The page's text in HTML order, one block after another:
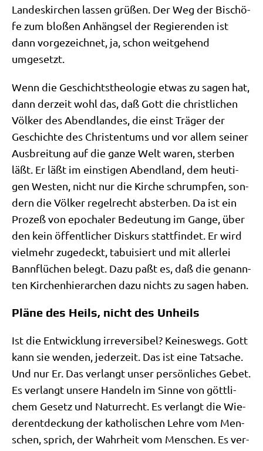
Lan­des­kir­chen las­sen grü­ßen. Der Weg der Bischö­
fe zum blo­ßen Anhäng­sel der Regie­ren­den ist
dann vor­ge­zeich­net, ja, schon weit­ge­hend
umgesetzt.
Wenn die Geschichts­theo­lo­gie etwas zu sagen hat,
dann der­zeit wohl das, daß Gott die christ­li­chen
Völ­ker des Abend­lan­des, die einst Trä­ger der
Geschich­te des Chri­sten­tums und vor allem sei­ner
Aus­brei­tung auf die gan­ze Welt waren, ster­ben
läßt. Er läßt im ein­sti­gen Abend­land, dem heu­ti­
gen Westen, nicht nur die Kir­che schrump­fen, son­
dern die Völ­ker regel­recht abster­ben. Da ist ein
Pro­zeß von epo­cha­ler Bedeu­tung im Gan­ge, über
den kein öffent­li­cher Dis­kurs statt­fin­det. Er wird
viel­mehr zuge­deckt, tabui­siert und mit aller­lei
Bann­flü­chen belegt. Dazu paßt es, daß die genann­
ten Kir­chen­hier­ar­chen dazu nichts zu sagen haben.
Pläne des Heils, nicht des Unheils
Ist die Ent­wick­lung irrever­si­bel? Kei­nes­wegs. Gott
kann sie wen­den, jeder­zeit. Das ist eine Tat­sa­che.
Und nur Er. Das ver­langt unser per­sön­li­ches Gebet.
Es ver­langt unse­re Han­deln im Sin­ne von gött­li­
chem Gesetz und Natur­recht. Es ver­langt die Wie­
der­ent­deckung der katho­li­schen Leh­re vom Men­
schen, sprich, der Wahr­heit vom Men­schen. Es ver­